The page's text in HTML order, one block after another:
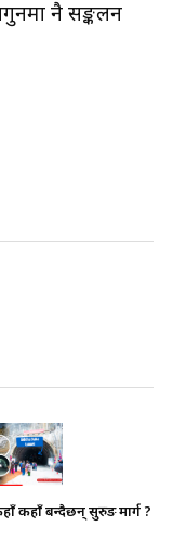
नै सङ्कलन
कहाँ बन्दैछन् सुरुङ मार्ग ?